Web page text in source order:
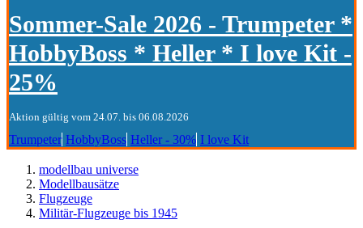
Sommer-Sale 2026 - Trumpeter *
HobbyBoss * Heller * I love Kit -
25%
Aktion gültig vom 24.07. bis 06.08.2026
Trumpeter HobbyBoss Heller - 30% I love Kit
modellbau universe
Modellbausätze
Flugzeuge
Militär-Flugzeuge bis 1945